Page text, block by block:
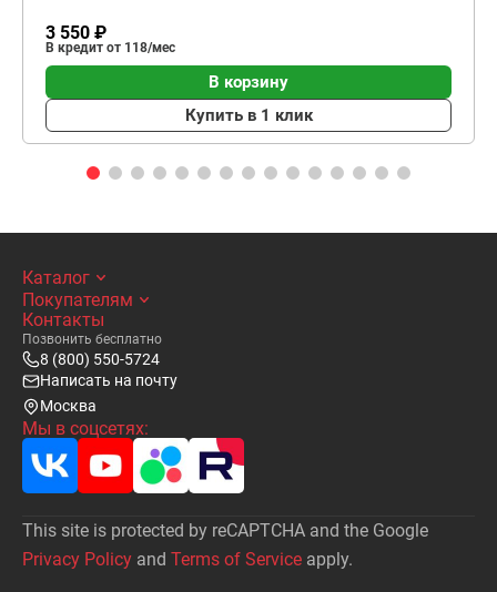
3 550 ₽
В кредит от 118/мес
В корзину
Купить в 1 клик
Каталог
Покупателям
Контакты
Позвонить бесплатно
8 (800) 550-5724
Написать на почту
Москва
Мы в соцсетях:
This site is protected by reCAPTCHA and the Google
Privacy Policy and Terms of Service apply.